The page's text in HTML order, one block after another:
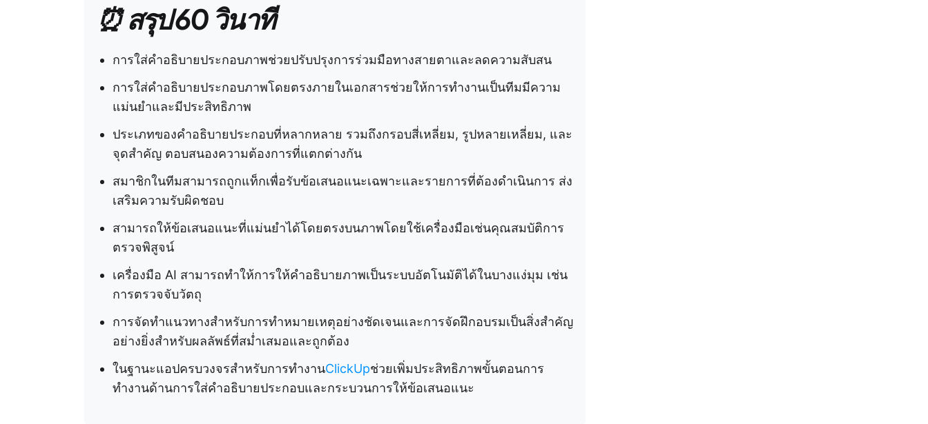
⏰ สรุป 60 วินาที
การใส่คำอธิบายประกอบภาพช่วยปรับปรุงการร่วมมือทางสายตาและลดความสับสน
การใส่คำอธิบายประกอบภาพโดยตรงภายในเอกสารช่วยให้การทำงานเป็นทีมมีความ
แม่นยำและมีประสิทธิภาพ
ประเภทของคำอธิบายประกอบที่หลากหลาย รวมถึงกรอบสี่เหลี่ยม, รูปหลายเหลี่ยม, และ
จุดสำคัญ ตอบสนองความต้องการที่แตกต่างกัน
สมาชิกในทีมสามารถถูกแท็กเพื่อรับข้อเสนอแนะเฉพาะและรายการที่ต้องดำเนินการ ส่ง
เสริมความรับผิดชอบ
สามารถให้ข้อเสนอแนะที่แม่นยำได้โดยตรงบนภาพโดยใช้เครื่องมือเช่นคุณสมบัติการ
ตรวจพิสูจน์
เครื่องมือ AI สามารถทำให้การให้คำอธิบายภาพเป็นระบบอัตโนมัติได้ในบางแง่มุม เช่น
การตรวจจับวัตถุ
การจัดทำแนวทางสำหรับการทำหมายเหตุอย่างชัดเจนและการจัดฝึกอบรมเป็นสิ่งสำคัญ
อย่างยิ่งสำหรับผลลัพธ์ที่สม่ำเสมอและถูกต้อง
ในฐานะแอปครบวงจรสำหรับการทำงานClickUpช่วยเพิ่มประสิทธิภาพขั้นตอนการ
ทำงานด้านการใส่คำอธิบายประกอบและกระบวนการให้ข้อเสนอแนะ